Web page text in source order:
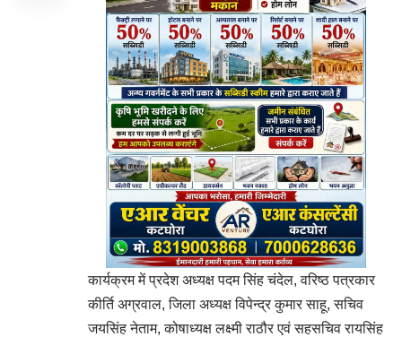
कार्यक्रम में प्रदेश अध्यक्ष पदम सिंह चंदेल, वरिष्ठ पत्रकार
कीर्ति अग्रवाल, जिला अध्यक्ष विपेन्द्र कुमार साहू, सचिव
जयसिंह नेताम, कोषाध्यक्ष लक्ष्मी राठौर एवं सहसचिव रायसिंह